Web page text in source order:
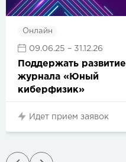
Онлайн
09.06.25 – 31.12.26
Поддержать развитие
журнала «Юный
киберфизик»
Идет прием заявок